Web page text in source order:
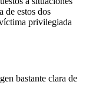
de estos dos
privilegiada
bastante clara de